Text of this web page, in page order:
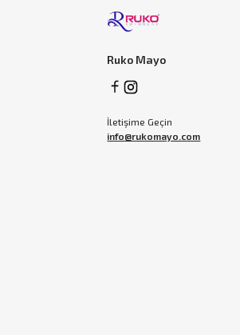
Ruko Mayo
İletişime Geçin
info@rukomayo.com